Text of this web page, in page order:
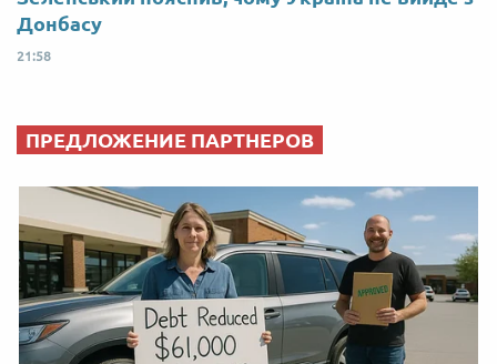
Донбасу
21:58
ПРЕДЛОЖЕНИЕ ПАРТНЕРОВ